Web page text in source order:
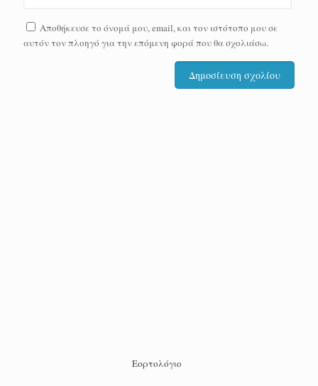
Αποθήκευσε το όνομά μου, email, και τον ιστότοπο μου σε
αυτόν τον πλοηγό για την επόμενη φορά που θα σχολιάσω.
Εορτολόγιο